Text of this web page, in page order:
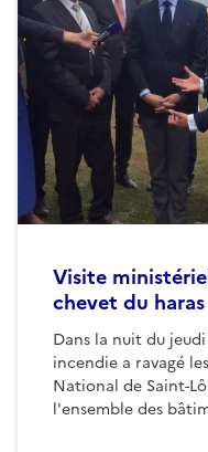
Visite
chevet du
Dans la nuit du
incendie a ravagé
National de Saint-
l'ensemble des